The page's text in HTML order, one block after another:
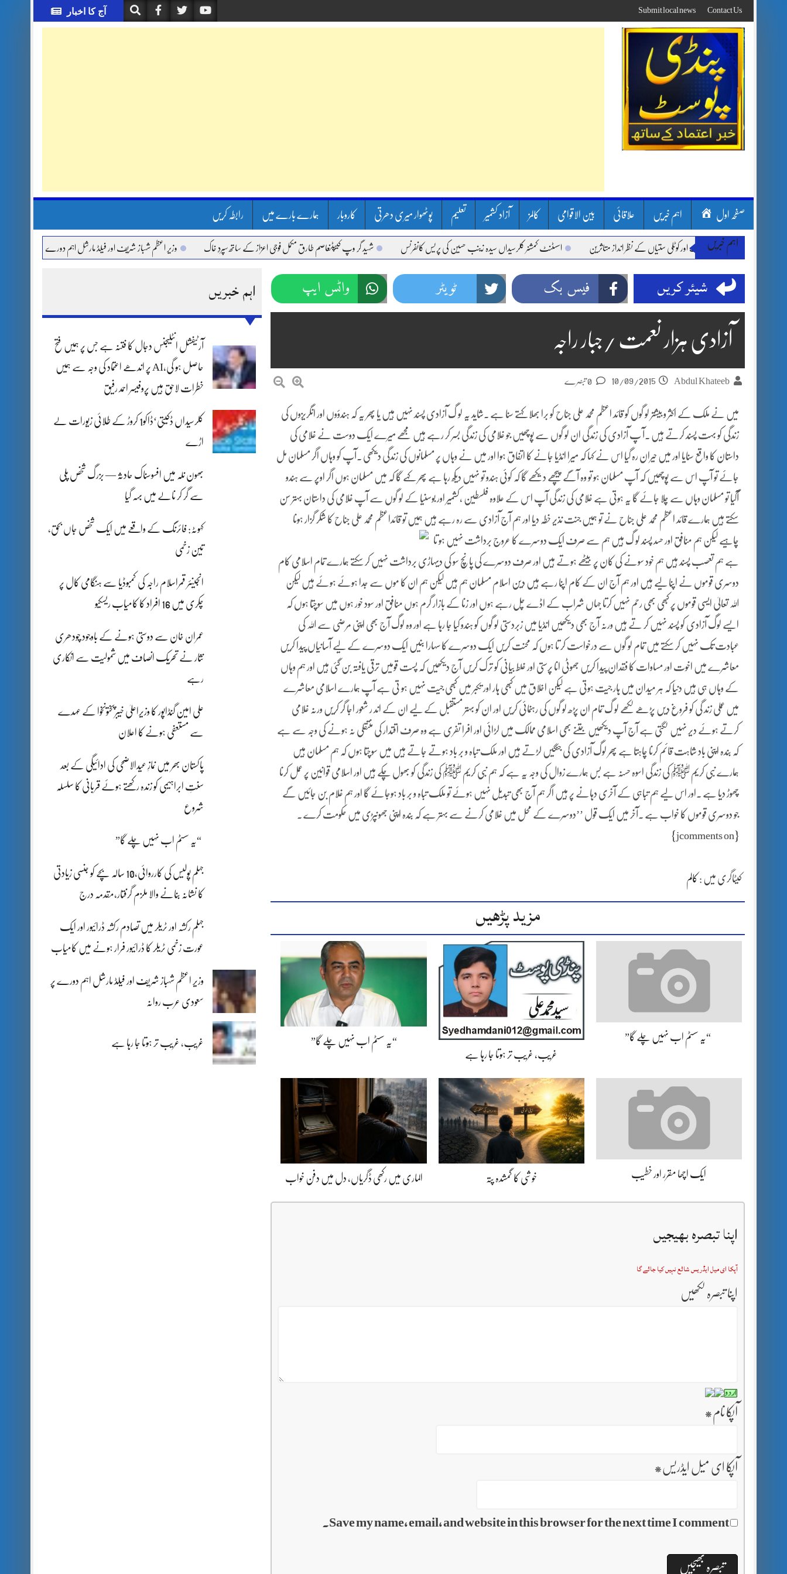
to
content
آج کا اخبار Contact Us
Submit local news
صفحہ اول اہم خبریں علاقائی بین الاقوامی کالمز آزاد کشمیر تعلیم پوٹھوار میری دھرتی کاروبار ہمارے بارے میں رابطہ کریں
اہم خبریں
بارشیں، لینڈ سلائیڈنگ اور کوٹلی ستیاں کے نظر انداز متاثرین اسسٹنٹ کمشنر کلرسیداں سیدہ زینب حسین کی پریس کانفرنس شہید گر وپ کیپٹنعاصم طارق مکمل فوجی اعزاز کے ساتھ سپردِ خاک وزیر اعظم شہباز شریف اور فیلڈ مارشل اہم دورے پر سعودی عرب روانہ
اہم خبریں
آرٹیفشل انٹلیجنس دجال کا فتنہ ہے جس پر ہمیں فتح
حاصل ہو گی،AI پر اندھے اعتماد کی وجہ سے ہمیں
خطرات لاحق ہیں پروفیسر احمد رفیق
کلرسیداں ڈکیتی‘ڈاکو1 کروڑ کے طلائی زیورات لے
اڑے
بھون نلہ میں افسوسناک حادثہ — بزرگ شخص پلی
سے گر کر نالے میں بہہ گیا
کہوٹہ: فائرنگ کے واقعے میں ایک شخص جاں بحق،
تین زخمی
انجینئر قمراسلام راجہ کی کمبوڈیا سے ہنگامی کال پر
چکری میں 16 افراد کا کامیاب ریسکیو
عمران خان سے دوستی ہونے کے باوجود چودھری
نثار نے تحریک انصاف میں شمولیت سے انکاری
رہے
علی امین گنڈاپور کا وزیراعلیٰ خیبرپختونخوا کے عہدے
سے مستعفی ہونے کا اعلان
پاکستان بھر میں نمازِ عیدالاضحی کی ادائیگی کے بعد
سنتِ ابراہیمی کو زندہ رکھتے ہوئے قربانی کا سلسلہ
شروع
“یہ سسٹم اب نہیں چلے گا”
جہلم پولیس کی کارروائی،10 سالہ بچے کو جنسی زیادتی
کا نشانہ بنانے والا ملزم گرفتار،مقدمہ درج
جہلم رکشہ اور ٹریلر میں تصادم رکشہ ڈرائیور اور ایک
عورت زخمی ٹریلر کا ڈرائیور فرار ہونے میں کامیاب
وزیر اعظم شہباز شریف اور فیلڈ مارشل اہم دورے پر
سعودی عرب روانہ
غریب، غریب تر ہوتا جا رہا ہے
شیئر کریں فیس بک ٹویٹر واٹس ایپ
آزادی ہزار نعمت /جبار راجہ
Abdul Khateeb
10/09/2015
میں نے ملک کے اکثر و بیشتر لو گوں کو قائد اعظم محمد علی جناح کو برا بھلا کہتے سنا ہے ۔شاید یہ لو گ آزادی پسند نہیں ہیں یا پھر یہ کہ ہندؤوں اور انگریزوں کی
زندگی کو بہت پسند کرتے ہیں ۔آ پ آزادی کی زندگی ان لو گوں سے پوچھیں جو غلامی کی زندگی بسر کر رہے ہیں مجھے میرے ایک دوست نے غلامی کی
داستان کا واقع سنایا اور میں حیران رہ گیا اس نے کہا کہ میرا انڈیا جانے کا اتفاق ہوا اور میں نے وہاں پر مسلمانوں کی زندگی دیکھی ۔آپ کو وہاں اگر مسلمان مل
جائے تو آپ اس سے پوچھیں کہ آپ مسلمان ہو تو وہ آگے پیچھے دیکھے گا کہ کوئی ہندو تو نہیں دیکھ رہا ہے پھر کہے گا کہ میں مسلمان ہوں اگر اوپر سے ہندو
آگیا تو مسلمان وہاں سے چلا جائے گا یہ ہوتی ہے غلامی کی زندگی آپ اس کے علاوہ فلسطین ،کشمیر اور بوسنیا کے لو گوں سے آپ غلامی کی داستان بہتر سن
سکتے ہیں ہمارے قائد اعظم محمد علی جناح نے تو ہمیں جنت نذیر خطہ دیا اور ہم آج آزادی سے رہ رہے ہیں ہمیں تو قائداعظم محمد علی جناح کا شکر گزار ہونا
چاہیے لیکن ہم منافق اور حسد پسند لو گ ہیں ہم سے صرف ایک دوسرے کا عروج برداشت نہیں ہو تا
ہے ہم تعصب پسند ہیں ہم خود سونے کی کان پر بیٹھے ہوتے ہیں اور صرف دوسرے کی پانچ سو کی دیہاڑی برداشت نہیں کر سکتے ہمارے تمام اسلامی کام
دوسری قوموں نے اپنا لیے ہیں اور ہم آج ان کے کام اپنا رہے ہیں دین اسلام مسلمان ہم ہیں لیکن ہم ان کا موں سے جدا ہوئے ہوئے ہیں لیکن
اللہ تعالیٰ ایسی قوموں پر کبھی بھی رحم نہیں کرتا جہاں شراب کے اڈے چل رہے ہوں اور زنا کے بازار گرم ہوں منافق اور سود خور ہوں میں سوچتا ہوں کہ
ایسے لوگ آزادی کو پسند نہیں کر تے ہیں ورنہ آج بھی دیکھیں انڈیا میں زبردستی لو گوں کو ہندو کیا جا رہا ہے اور وہ لوگ آج بھی اپنی مرضی سے اللہ کی
عبادت تک نہیں کر سکتے میں تمام لو گوں سے درخواست کر تا ہوں کہ محنت کریں ایک دوسرے کا سہارا بنیں ایک دوسرے کے لیے آسانیاں پیدا کریں
معاشرے میں اخوت اور مساوات کا فقدان پیدا کریں جھوٹی انا پرستی اور غلط بیانی کو ترک کریں آج دیکھیں کہ پست قومیں ترقی یافتہ بن گئی ہیں اور ہم وہاں
کے وہاں ہی ہیں دنیا کہ ہر میدان میں ہار جیت ہوتی ہے لیکن اخلاق میں کبھی ہار اور تکبر میں کبھی جیت نہیں ہو تی ہے آپ ہمارے اسلامی معاشرے
میں عملی زند گی کو فروغ دیں پڑھے لکھے لو گ تمام ان پڑھ لو گوں کی رہنمائی کریں اور ان کو بہتر مستقبل کے لیے ان کے اند ر شعور اجا گر کریں ورنہ غلامی
کرتے ہوئے دیر نہیں لگتی ہے آج آپ دیکھیں جتنے بھی اسلامی ممالک میں لڑائی اور افرا تفری ہے وہ صرف اقتدار کی منتقلی نہ ہونے کی وجہ سے ہے
کہ بندہ اپنی باد شاہت قائم کرنا چاہتا ہے پھر لوگ آزادی کی جنگیں لڑتے ہیں اور ملک تباہ و بر باد ہوتے جاتے ہیں میں سوچتا ہوں کہ ہم مسلمان ہیں
ہمارے نبی کریم ﷺ کی زندگی اسوہ حسنہ ہے بس ہمارے زوال کی وجہ یہ ہے کہ ہم نبی کریم ﷺ کی زندگی کو بھول چکے ہیں اور اسلامی قوانین پر عمل کرنا
چھوڑ دیا ہے ۔اور اس لیے ہم تباہی کے آخری دہانے پر ہیں اگر ہم آج بھی تبدیل نہیں ہوئے تو ملک تباہ و بر باد ہوجائے گا اور ہم غلام بن جائیں گے
جو دوسری قوموں کا خواب ہے ۔آخر میں ایک قول ’’دوسرے کے محل میں غلامی کرنے سے بہتر ہے کہ بندہ اپنی جھونپڑی میں حکومت کرے .
{jcomments on}
کیٹاگری میں : کالم
مزید پڑھیں
“یہ سسٹم اب نہیں چلے گا”
غریب، غریب تر ہوتا جا رہا ہے
“یہ سسٹم اب نہیں چلے گا”
ایک اچھا مقرر اور خطیب خوشی کا گمشدہ پتہ الماری میں رکھی ڈگریاں، دل میں دفن خواب
اپنا تبصرہ بھیجیں
آپکا ای میل ایڈریس شائع نہیں کیا جائے گا
اپنا تبصرہ لکھیں
آپکا نام *
آپکا ای میل ایڈریس *
Save my name, email, and website in this browser for the next time I comment.